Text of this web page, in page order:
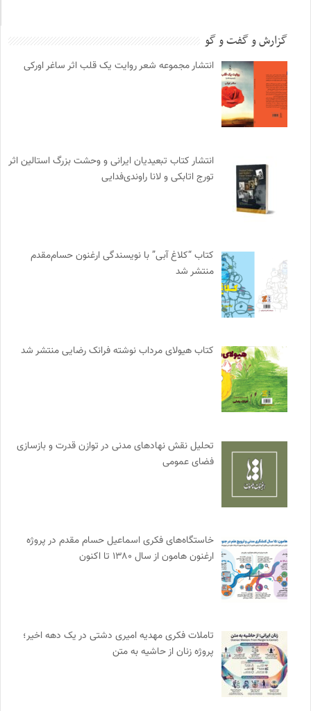
گزارش و گفت و گو
انتشار مجموعه شعر روایت یک قلب اثر ساغر اورکی
انتشار کتاب تبعیدیان ایرانی و وحشت بزرگ استالین اثر
تورج اتابکی و لانا راوندی‌فدایی
کتاب “کلاغ آبی” با نویسندگی ارغنون حسام‌مقدم
منتشر شد
کتاب هیولای مرداب نوشته فرانک رضایی منتشر شد
تحلیل نقش نهادهای مدنی در توازن قدرت و بازسازی
فضای عمومی
خاستگاه‌های فکری اسماعیل حسام مقدم در پروژه
ارغنون هامون از سال ۱۳۸۰ تا اکنون
تاملات فکری مهدیه امیری دشتی در یک دهه اخیر؛
پروژه زنان از حاشیه به متن